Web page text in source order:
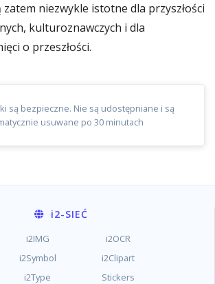
niezwykle istotne dla przyszłości
kulturoznawczych i dla
o przeszłości.
są bezpieczne. Nie są udostępniane i są
usuwane po 30 minutach
i2-SIEĆ
i2IMG
i2OCR
i2Symbol
i2Clipart
i2Type Stickers